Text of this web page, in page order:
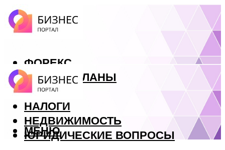
ФОРЕКС
БИЗНЕС ПЛАНЫ
КРЕДИТЫ
НАЛОГИ
НЕДВИЖИМОСТЬ
ЮРИДИЧЕСКИЕ ВОПРОСЫ
МЕНЮ